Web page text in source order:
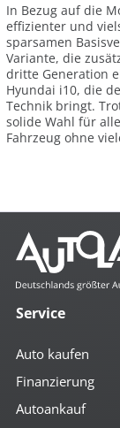
In Bezug auf die
effizienter und
sparsamen
Variante, die
dritte Generation
Hyundai i10, die
Technik bringt.
solide Wahl für
Fahrzeug ohne
Service
Auto kaufen
Finanzierung
Autoankauf